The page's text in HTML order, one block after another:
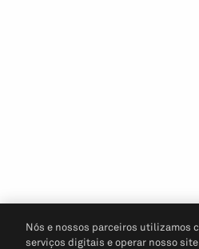
Nós e nossos parceiros utilizamos
serviços digitais e operar nosso